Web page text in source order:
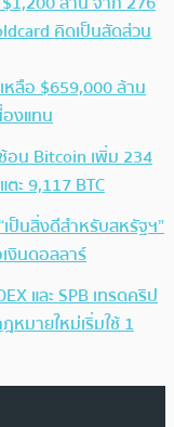
คิดเป็นสัดส่วน
ลือ $659,000 ล้าน
งแทน
อน Bitcoin เพิ่ม 234
ะ 9,117 BTC
ป็นสิ่งดีสำหรับสหรัฐฯ”
งินดอลลาร์
และ SPB เทรดคริป
มายใหม่เริ่มใช้ 1